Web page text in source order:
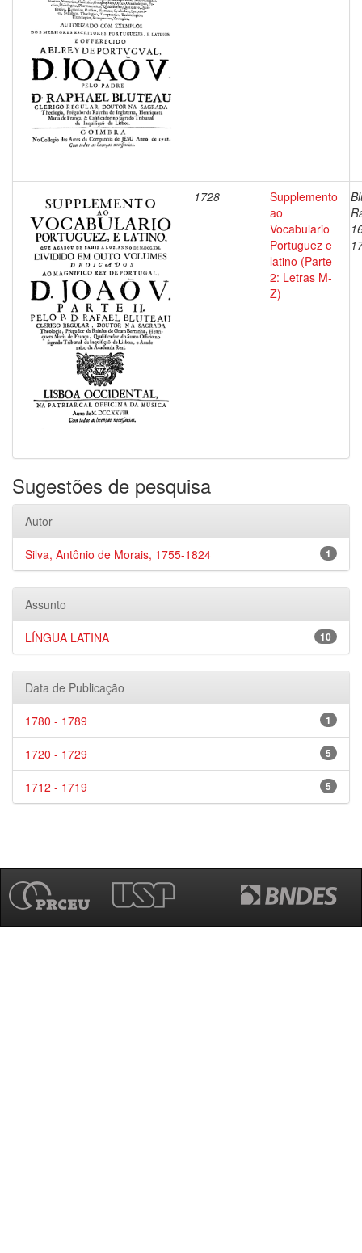
1728
Supplemento
ao
Vocabulario
Portuguez e
latino (Parte
2: Letras M-
Z)
Sugestões de pesquisa
Autor
1
Silva, Antônio de Morais, 1755-1824
Assunto
10
LÍNGUA LATINA
Data de Publicação
1
1780 - 1789
5
1720 - 1729
5
1712 - 1719